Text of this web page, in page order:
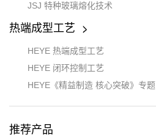
JSJ 特种玻璃熔化技术
热端成型工艺
HEYE 热端成型工艺
HEYE 闭环控制工艺
HEYE《精益制造 核心突破》专题
推荐产品